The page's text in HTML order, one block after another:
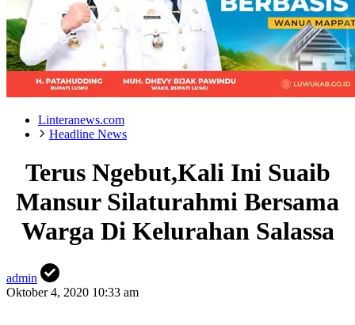
Linteranews.com
Headline News
Terus Ngebut,Kali Ini Suaib
Mansur Silaturahmi Bersama
Warga Di Kelurahan Salassa
admin
Oktober 4, 2020 10:33 am